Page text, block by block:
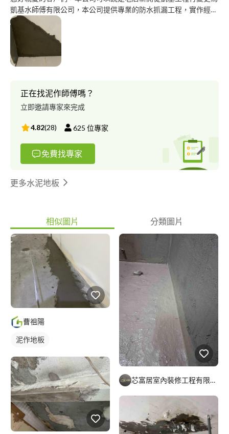
凱基水師傅有限公司，本公司提供專業的防水抓漏工程，實作經驗
已經超過30年以上，經驗豐富，希望有機會為各位排除漏水與防水
的問題謝謝
正在找泥作師傅嗎？
立即邀請專家來完成
4.82(28) 625 位專家
免費找專家
更多水泥地板
相似圖片 分類圖片
曹祖陽
泥作地板
芯富居室內裝修工程有限公司